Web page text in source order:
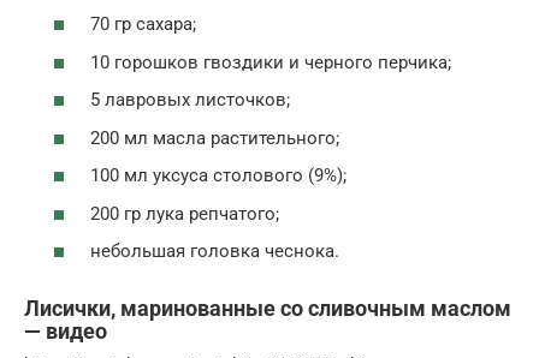
70 гр сахара;
10 горошков гвоздики и черного перчика;
5 лавровых листочков;
200 мл масла растительного;
100 мл уксуса столового (9%);
200 гр лука репчатого;
небольшая головка чеснока.
Лисички, маринованные со сливочным маслом
— видео